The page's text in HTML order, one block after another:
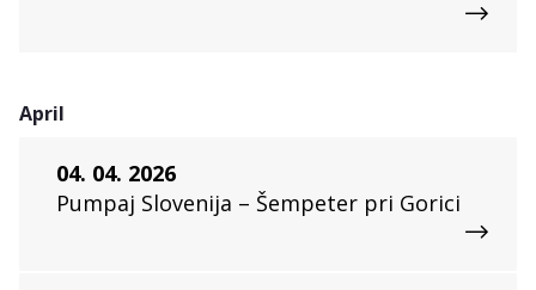
April
04. 04. 2026
Pumpaj Slovenija – Šempeter pri Gorici